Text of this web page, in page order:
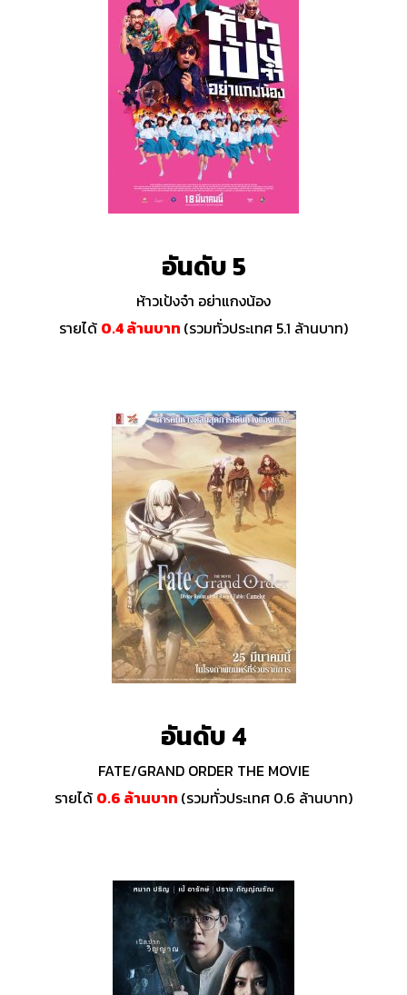
อันดับ 5
ห้าวเป้งจ๋า อย่าแกงน้อง
รายได้ 0.4 ล้านบาท (รวมทั่วประเทศ 5.1 ล้านบาท)
อันดับ 4
FATE/GRAND ORDER THE MOVIE
รายได้ 0.6 ล้านบาท (รวมทั่วประเทศ 0.6 ล้านบาท)